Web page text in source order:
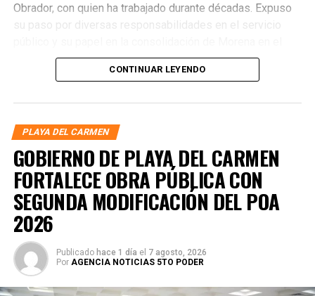
Obrador, con quien ha trabajado durante décadas. Expuso
su paso por diversas responsabilidades en el servicio
estado, donde fue el primer presidente del Comité
Ejecutivo Estatal y posteriormente delegado especial.
CONTINUAR LEYENDO
PLAYA DEL CARMEN
GOBIERNO DE PLAYA DEL CARMEN
FORTALECE OBRA PÚBLICA CON
SEGUNDA MODIFICACIÓN DEL POA
2026
Publicado hace 1 día el 7 agosto, 2026
Por AGENCIA NOTICIAS 5TO PODER